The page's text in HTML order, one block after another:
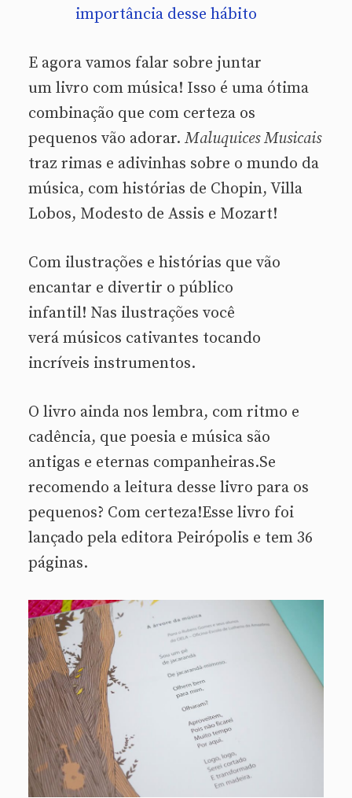
importância desse hábito
E agora vamos falar sobre juntar
um livro com música! Isso é uma ótima
combinação que com certeza os
pequenos vão adorar. Maluquices Musicais
traz rimas e adivinhas sobre o mundo da
música, com histórias de Chopin, Villa
Lobos, Modesto de Assis e Mozart!
Com ilustrações e histórias que vão
encantar e divertir o público
infantil! Nas ilustrações você
verá músicos cativantes tocando
incríveis instrumentos.
O livro ainda nos lembra, com ritmo e
cadência, que poesia e música são
antigas e eternas companheiras.Se
recomendo a leitura desse livro para os
pequenos? Com certeza!Esse livro foi
lançado pela editora Peirópolis e tem 36
páginas.